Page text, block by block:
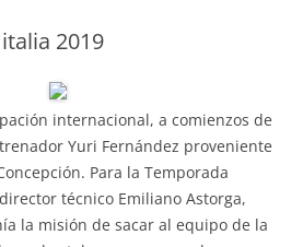
2019
internacional, a comienzos de
Yuri Fernández proveniente
Para la Temporada
técnico Emiliano Astorga,
la misión de sacar al equipo de la